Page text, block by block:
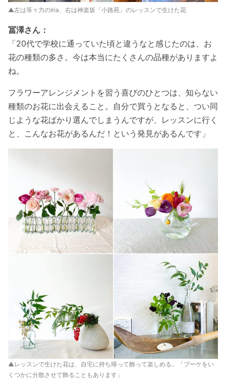
▲左は等々力のIria、右は神楽坂「小路苑」のレッスンで生けた花
冨澤さん：
「20代で学校に通っていた頃と違うなと感じたのは、お
花の種類の多さ。今は本当にたくさんの品種がありますよ
ね。
フラワーアレンジメントを習う喜びのひとつは、知らない
種類のお花に出会えること。自分で買うとなると、つい同
じような花ばかり選んでしまうんですが、レッスンに行く
と、こんなお花があるんだ！という発見があるんです」
▲レッスンで生けた花は、自宅に持ち帰って飾って楽しめる。「ブーケをい
くつかに分散させて飾ることもあります」